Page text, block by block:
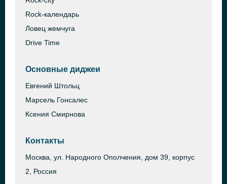
Rock-календарь
Ловец жемчуга
Drive Time
Основные диджеи
Евгений Штольц
Марсель Гонсалес
Ксения Смирнова
Контакты
Москва, ул. Народного Ополчения, дом 39, корпус
2, Россия